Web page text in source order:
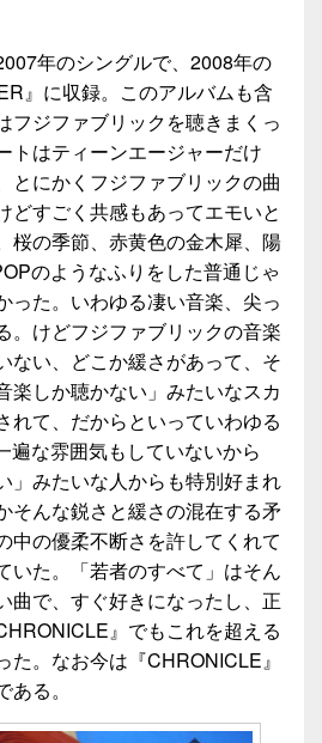
年のシングルで、2008年の
』に収録。このアルバムも含
フジファブリックを聴きまくっ
トはティーンエージャーだけ
とにかくフジファブリックの曲
どすごく共感もあってエモいと
桜の季節、赤黄色の金木犀、陽
のようなふりをした普通じゃ
った。いわゆる凄い音楽、尖っ
。けどフジファブリックの音楽
ない、どこか緩さがあって、そ
楽しか聴かない」みたいなスカ
れて、だからといっていわゆる
遍な雰囲気もしていないから
」みたいな人からも特別好まれ
そんな鋭さと緩さの混在する矛
中の優柔不断さを許してくれて
いた。「若者のすべて」はそん
曲で、すぐ好きになったし、正
』でもこれを超える
た。なお今は『CHRONICLE』
る。